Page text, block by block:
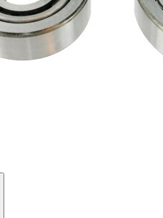
de schimb
Cantitate